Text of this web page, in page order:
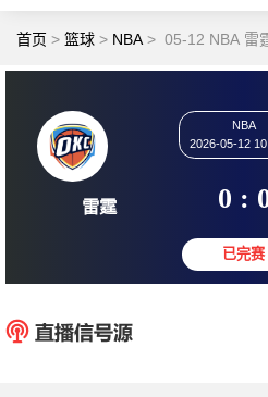
首页 > 篮球 > NBA > 05-12 NBA 雷
雷霆